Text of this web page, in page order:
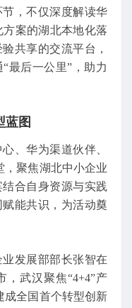
，不仅深度解读华
方案的湖北本地化落
共享的交流平台，
最后一公里”，助力
蓝图
、华为渠道伙伴、
，聚焦湖北中小企业
合自身资源与实践
能共识，为活动奠
发展部部长张智在
武汉聚焦“4+4”产
成全国首个转型创新